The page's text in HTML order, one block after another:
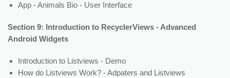
App - Animals Bio - User Interface
Section 9: Introduction to RecyclerViews - Advanced
Android Widgets
Introduction to Listviews - Demo
How do Listviews Work? - Adpaters and Listviews